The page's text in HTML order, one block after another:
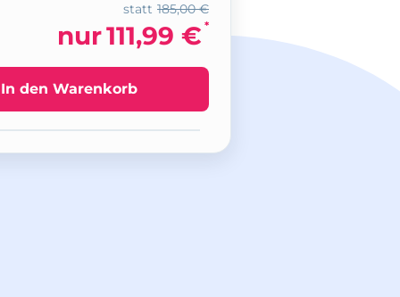
185,00 €
statt
nur111,99 € *
In den Warenkorb